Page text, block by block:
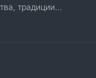
традиции...